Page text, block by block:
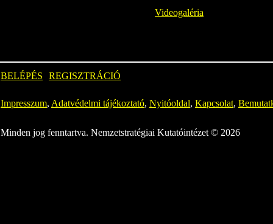
Videogaléria
BELÉPÉS REGISZTRÁCIÓ
Impresszum, Adatvédelmi tájékoztató, Nyitóoldal, Kapcsolat,
Minden jog fenntartva. Nemzetstratégiai Kutatóintézet © 2026